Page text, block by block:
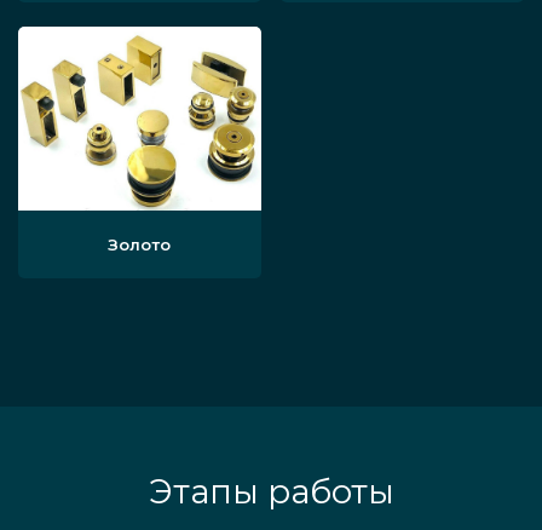
Золото
Этапы работы